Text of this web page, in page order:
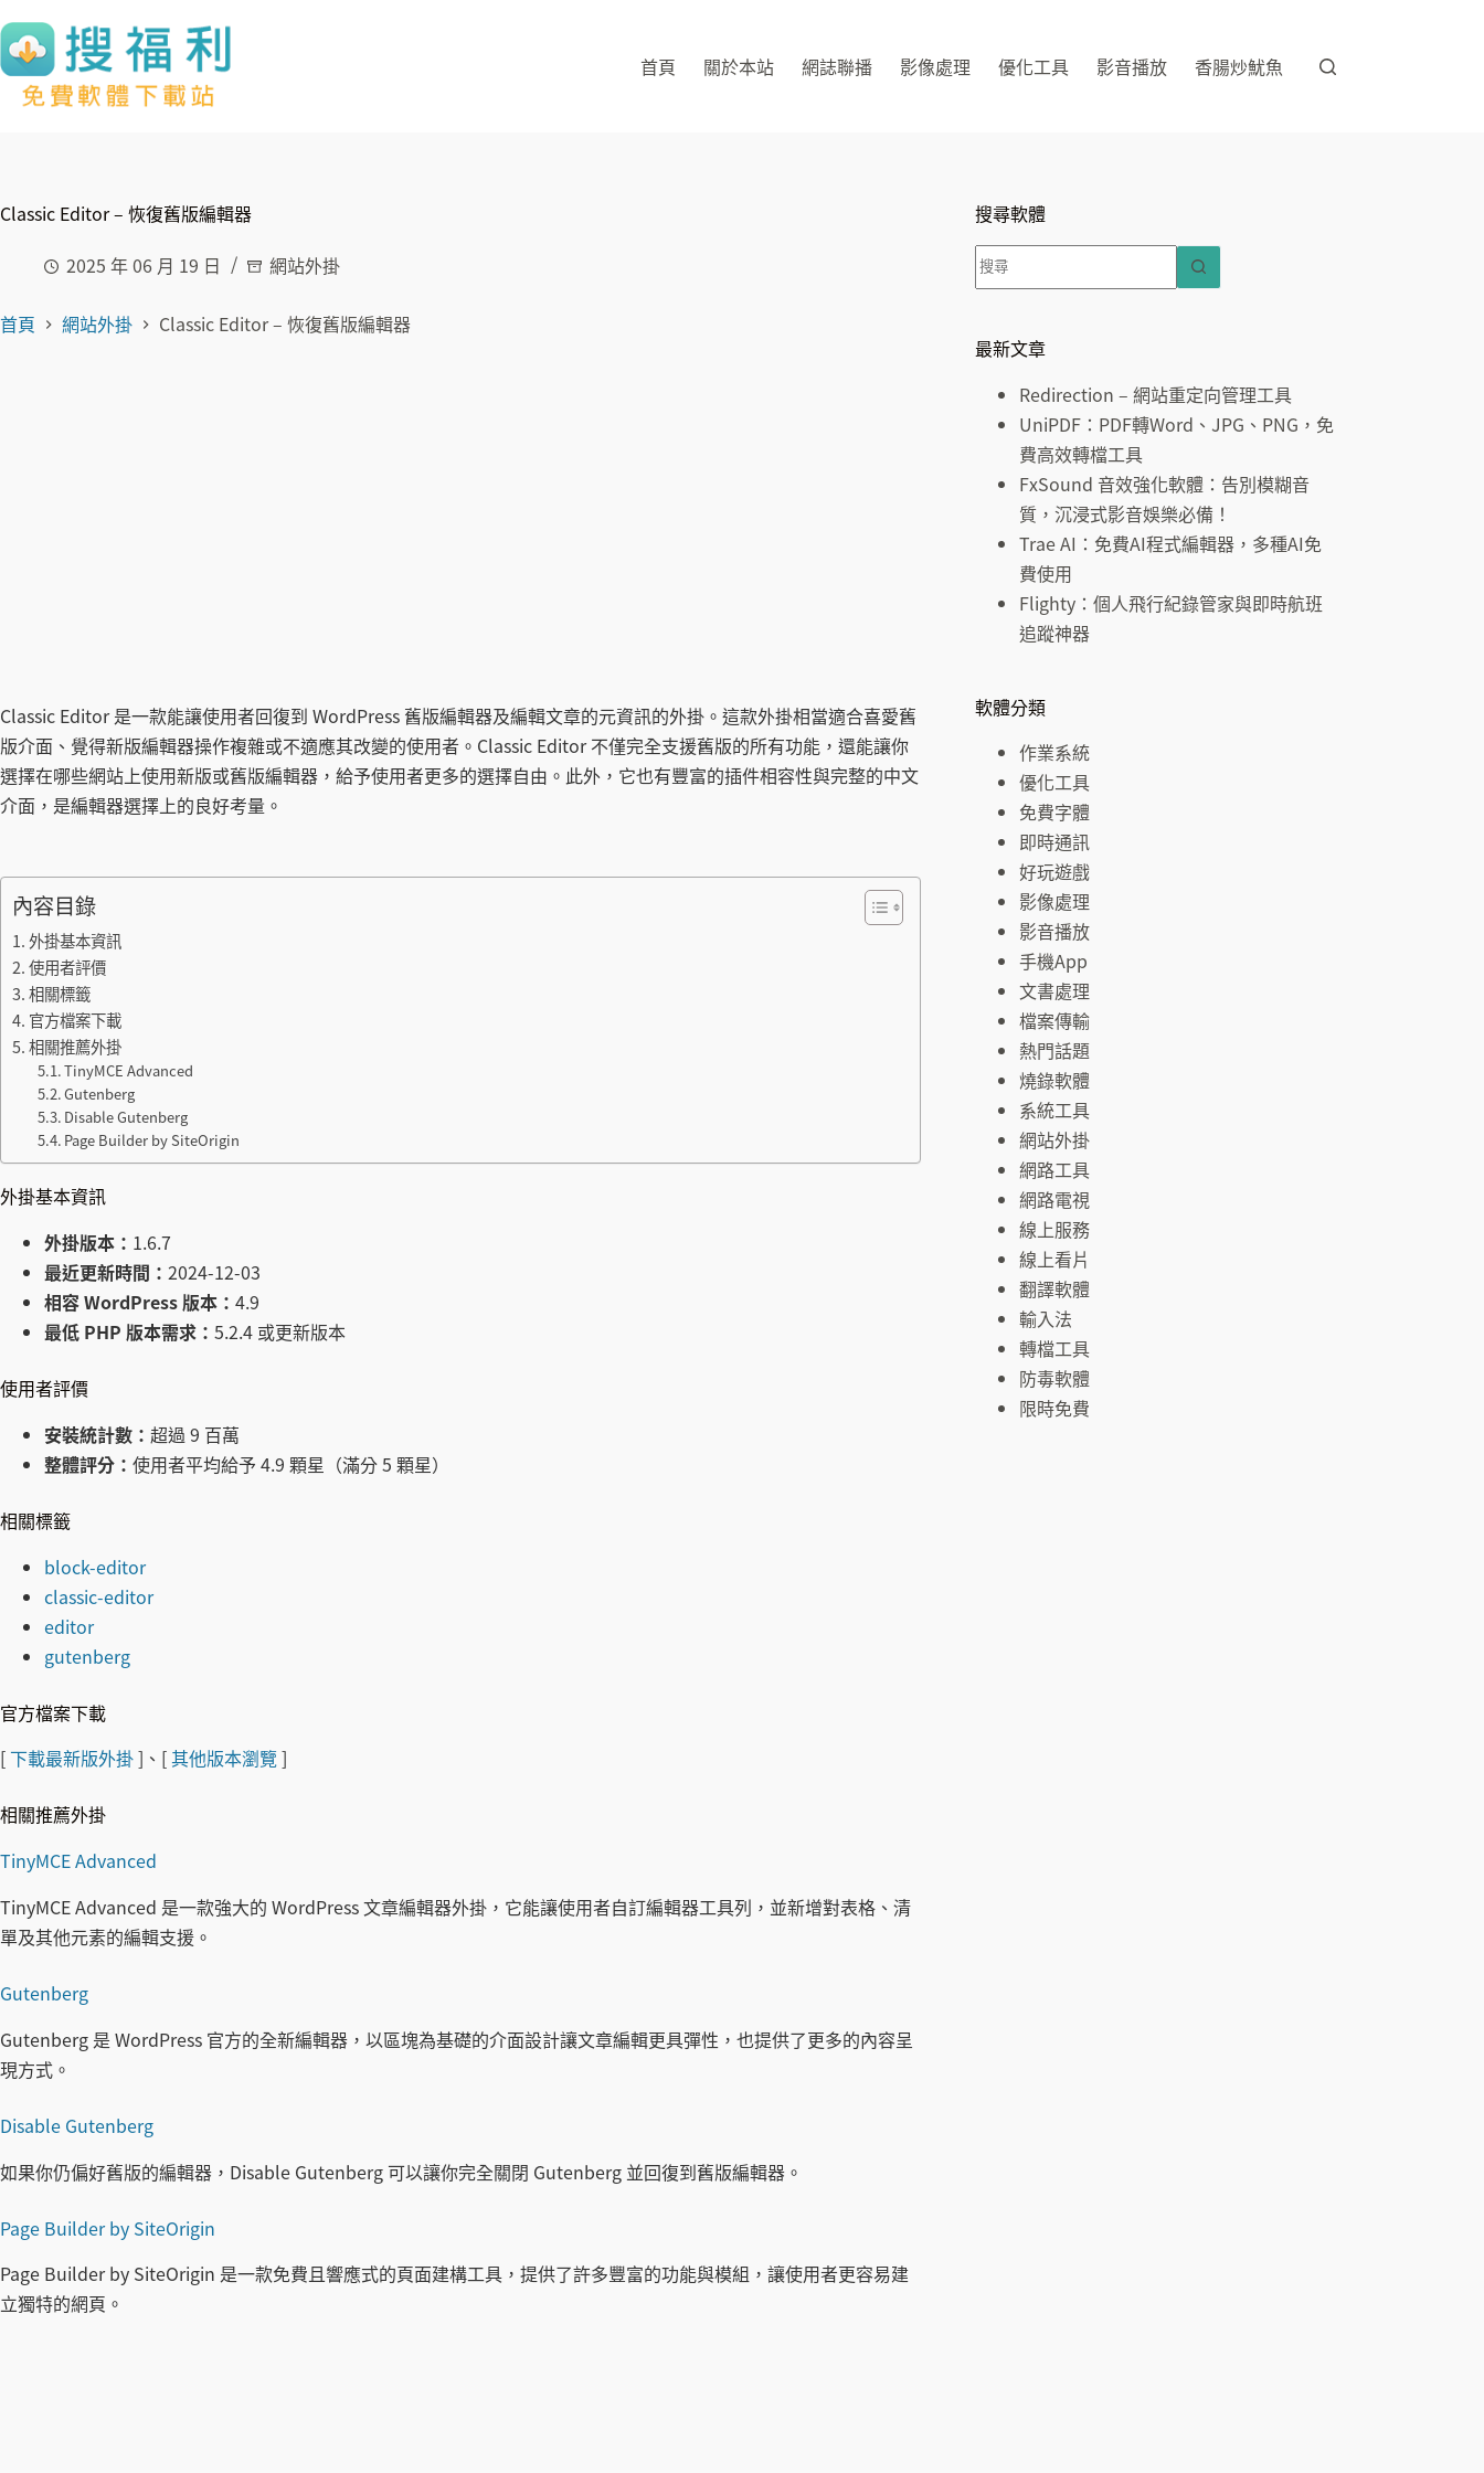
至
主
首頁 關於本站 網誌聯播 影像處理 優化工具 影音播放 香腸炒魷魚
Classic Editor – 恢復舊版編輯器
2025 年 06 月 19 日
網站外掛
首頁 網站外掛 Classic Editor – 恢復舊版編輯器
Classic Editor 是一款能讓使用者回復到 WordPress 舊版編輯器及編輯文章的元資訊的外掛。這款外掛相當適合喜愛舊
版介面、覺得新版編輯器操作複雜或不適應其改變的使用者。Classic Editor 不僅完全支援舊版的所有功能，還能讓你
選擇在哪些網站上使用新版或舊版編輯器，給予使用者更多的選擇自由。此外，它也有豐富的插件相容性與完整的中文
介面，是編輯器選擇上的良好考量。
內容目錄
外掛基本資訊
使用者評價
相關標籤
官方檔案下載
相關推薦外掛
TinyMCE Advanced
Gutenberg
Disable Gutenberg
Page Builder by SiteOrigin
外掛基本資訊
外掛版本： 1.6.7
最近更新時間： 2024-12-03
相容 WordPress 版本： 4.9
最低 PHP 版本需求： 5.2.4 或更新版本
使用者評價
安裝統計數： 超過 9 百萬
整體評分： 使用者平均給予 4.9 顆星（滿分 5 顆星）
相關標籤
block-editor
classic-editor
editor
gutenberg
官方檔案下載
[下載最新版外掛]、[其他版本瀏覽]
相關推薦外掛
TinyMCE Advanced
TinyMCE Advanced 是一款強大的 WordPress 文章編輯器外掛，它能讓使用者自訂編輯器工具列，並新增對表格、清
單及其他元素的編輯支援。
Gutenberg
Gutenberg 是 WordPress 官方的全新編輯器，以區塊為基礎的介面設計讓文章編輯更具彈性，也提供了更多的內容呈
現方式。
Disable Gutenberg
如果你仍偏好舊版的編輯器，Disable Gutenberg 可以讓你完全關閉 Gutenberg 並回復到舊版編輯器。
Page Builder by SiteOrigin
Page Builder by SiteOrigin 是一款免費且響應式的頁面建構工具，提供了許多豐富的功能與模組，讓使用者更容易建
立獨特的網頁。
搜尋軟體
找
不
符
最新文章
Redirection – 網站重定向管理工具
UniPDF：PDF轉Word、JPG、PNG，免
費高效轉檔工具
FxSound 音效強化軟體：告別模糊音
質，沉浸式影音娛樂必備！
Trae AI：免費AI程式編輯器，多種AI免
費使用
Flighty：個人飛行紀錄管家與即時航班
追蹤神器
軟體分類
作業系統
優化工具
免費字體
即時通訊
好玩遊戲
影像處理
影音播放
手機App
文書處理
檔案傳輸
熱門話題
燒錄軟體
系統工具
網站外掛
網路工具
網路電視
線上服務
線上看片
翻譯軟體
輸入法
轉檔工具
防毒軟體
限時免費